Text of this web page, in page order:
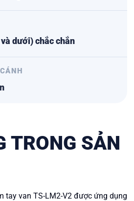
dưới) chắc chắn
TRONG SẢN
tay van TS-LM2-V2 được ứng dụng